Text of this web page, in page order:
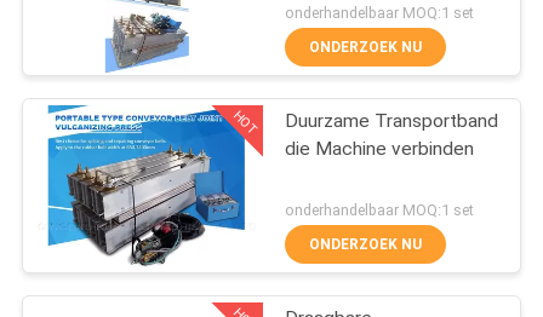
FABRIEKSREIS
KWALITEITSCONTROLE
CONTACTEER
ONS
rubberknedermachine
38
onderhandelbaar MOQ:1 set
ONDERZOEK NU
HOT
Duurzame Transportband
die Machine verbinden
onderhandelbaar MOQ:1 set
ONDERZOEK NU